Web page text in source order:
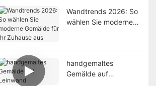
Wandtrends 2026: So
wählen Sie moderne
handgemaltes
Gemälde auf